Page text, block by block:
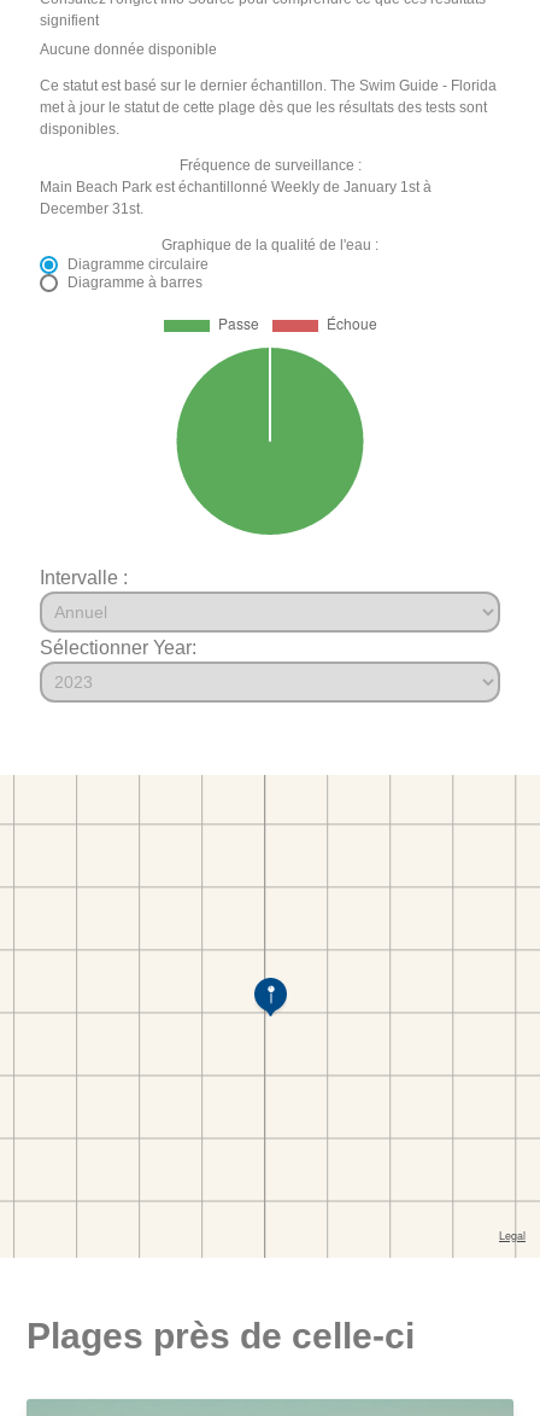
signifient
Aucune donnée disponible
Ce statut est basé sur le dernier échantillon. The Swim Guide - Florida
met à jour le statut de cette plage dès que les résultats des tests sont
disponibles.
Fréquence de surveillance :
Main Beach Park est échantillonné Weekly de January 1st à
December 31st.
Graphique de la qualité de l'eau :
Diagramme circulaire
Diagramme à barres
Intervalle :
Sélectionner Year:
Plages près de celle-ci